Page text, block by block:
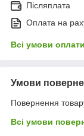
Післяплата
Оплата на
Всі умови оплати
Умови
Повернення
Всі умови